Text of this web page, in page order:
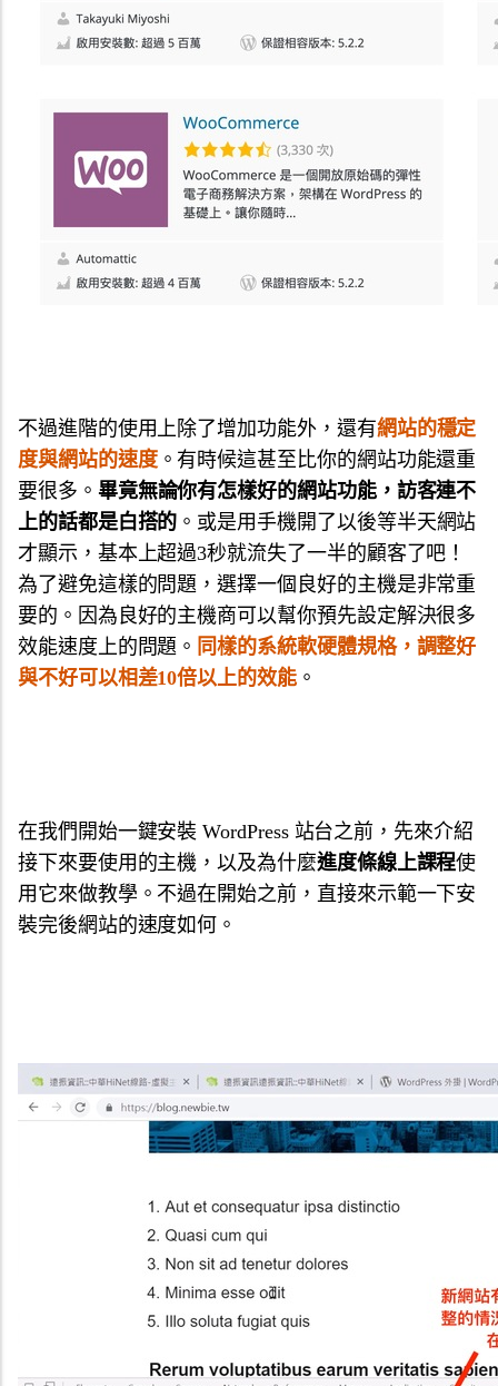
不過進階的使用上除了增加功能外，還有網站的穩定
度與網站的速度。有時候這甚至比你的網站功能還重
要很多。 畢竟無論你有怎樣好的網站功能，訪客連不
上的話都是白搭的 。或是用手機開了以後等半天網站
才顯示，基本上超過3秒就流失了一半的顧客了吧！
為了避免這樣的問題，選擇一個良好的主機是非常重
要的。因為良好的主機商可以幫你預先設定解決很多
效能速度上的問題。 同樣的系統軟硬體規格，調整好
與不好可以相差10倍以上的效能。
在我們開始一鍵安裝 WordPress 站台之前，先來介紹
接下來要使用的主機，以及為什麼進度條線上課程使
用它來做教學。不過在開始之前，直接來示範一下安
裝完後網站的速度如何。